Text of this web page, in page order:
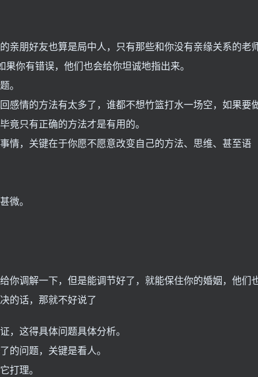
亲朋好友也算是局中人，只有那些和你没有亲缘关系的老
你有错误，他们也会给你坦诚地指出来。
。
感情的方法有太多了，谁都不想竹篮打水一场空，如果要
竟只有正确的方法才是有用的。
情，关键在于你愿不愿意改变自己的方法、思维、甚至语
微。
你调解一下，但是能调节好了，就能保住你的婚姻，他们
的话，那就不好说了
，这得具体问题具体分析。
的问题，关键是看人。
打理。